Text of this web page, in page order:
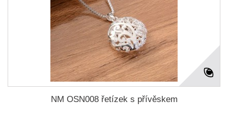
NM OSN008 řetízek s přívěskem